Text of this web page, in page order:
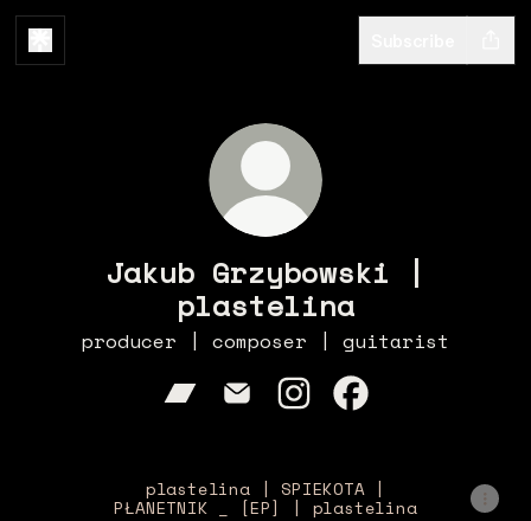
Jakub Grzybowski |
plastelina
producer | composer | guitarist
Jakub Grzybowski | plastelina
Jakub Grzybowski |
Jakub Grzybowski
Jakub
plastelina | SPIEKOTA |
PŁANETNIK _ [EP] | plastelina